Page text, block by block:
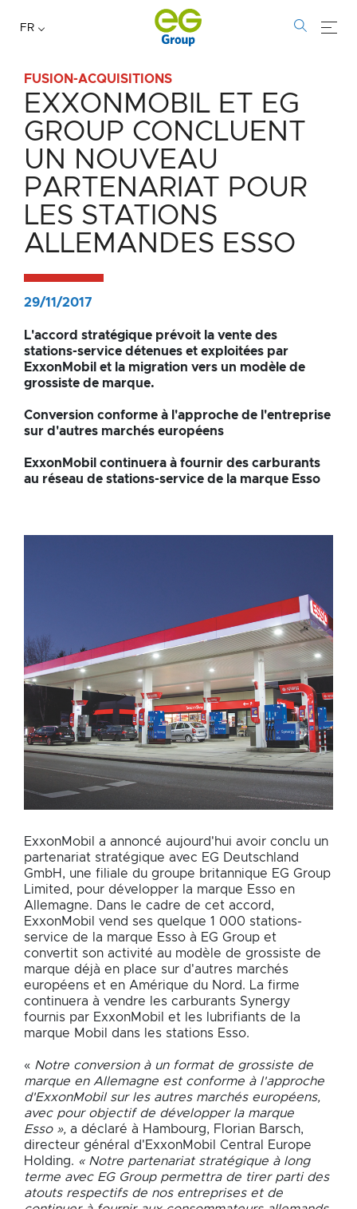
FR
FUSION-ACQUISITIONS
EXXONMOBIL
et
EG
Group
concluent
un
nouveau
partenariat
pour
les
allemandes
EXXONMOBIL ET EG
GROUP CONCLUENT
UN NOUVEAU
PARTENARIAT POUR
LES STATIONS
ALLEMANDES ESSO
29/11/2017
L'accord stratégique prévoit la vente des
stations-service détenues et exploitées par
ExxonMobil et la migration vers un modèle de
grossiste de marque.
Conversion conforme à l'approche de l'entreprise
sur d'autres marchés européens
ExxonMobil continuera à fournir des carburants
au réseau de stations-service de la marque Esso
ExxonMobil a annoncé aujourd'hui avoir conclu un
partenariat stratégique avec EG Deutschland
GmbH, une filiale du groupe britannique EG Group
Limited, pour développer la marque Esso en
Allemagne. Dans le cadre de cet accord,
ExxonMobil vend ses quelque 1 000 stations-
service de la marque Esso à EG Group et
convertit son activité au modèle de grossiste de
marque déjà en place sur d'autres marchés
européens et en Amérique du Nord. La firme
continuera à vendre les carburants Synergy
fournis par ExxonMobil et les lubrifiants de la
marque Mobil dans les stations Esso.
« Notre conversion à un format de grossiste de
marque en Allemagne est conforme à l'approche
d'ExxonMobil sur les autres marchés européens,
avec pour objectif de développer la marque
Esso », a déclaré à Hambourg, Florian Barsch,
directeur général d'ExxonMobil Central Europe
Holding. « Notre partenariat stratégique à long
terme avec EG Group permettra de tirer parti des
atouts respectifs de nos entreprises et de